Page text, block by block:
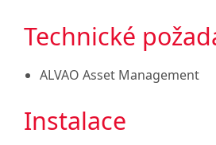
Technické
ALVAO Asset Management
Instalace